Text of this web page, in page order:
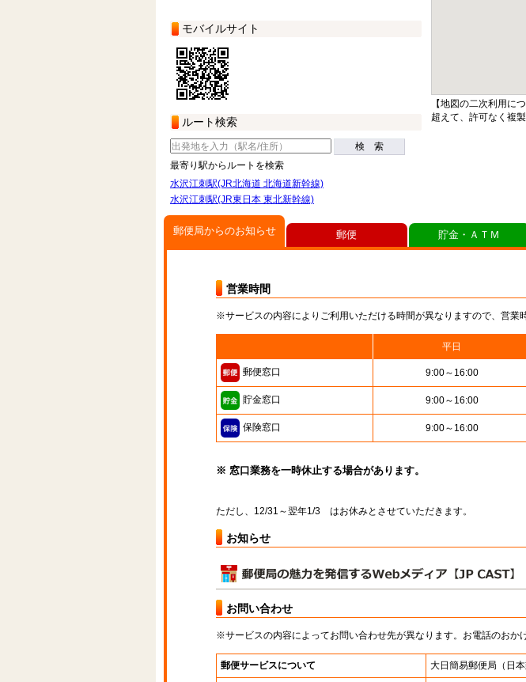
モバイルサイト
ルート検索
検 索
最寄り駅からルートを検索
水沢江刺駅(JR北海道 北海道新幹線)
水沢江刺駅(JR東日本 東北新幹線)
【地図の二次利用に
超えて、許可なく複
郵便局からのお知らせ
営業時間
※サービスの内容によりご利用いただける時間が異なりますので、営業
平日
郵便窓口 9:00～16:00
貯金窓口 9:00～16:00
保険窓口 9:00～16:00
※ 窓口業務を一時休止する場合があります。
ただし、12/31～翌年1/3 はお休みとさせていただきます。
お知らせ
お問い合わせ
※サービスの内容によってお問い合わせ先が異なります。お電話のおか
郵便サービスについて 大日簡易郵便局 （日
郵便 貯金・ＡＴＭ